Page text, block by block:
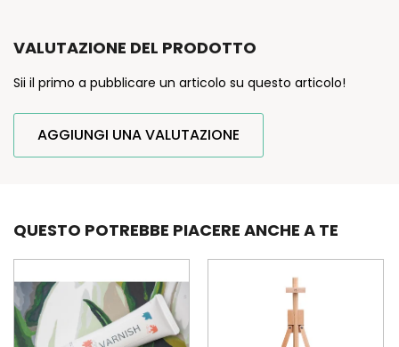
VALUTAZIONE DEL PRODOTTO
Sii il primo a pubblicare un articolo su questo articolo!
AGGIUNGI UNA VALUTAZIONE
QUESTO POTREBBE PIACERE ANCHE A TE